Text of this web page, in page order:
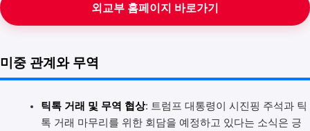
외교부 홈페이지 바로가기
미중 관계와 무역
틱톡 거래 및 무역 협상: 트럼프 대통령이 시진핑 주석과 틱
톡 거래 마무리를 위한 회담을 예정하고 있다는 소식은 긍